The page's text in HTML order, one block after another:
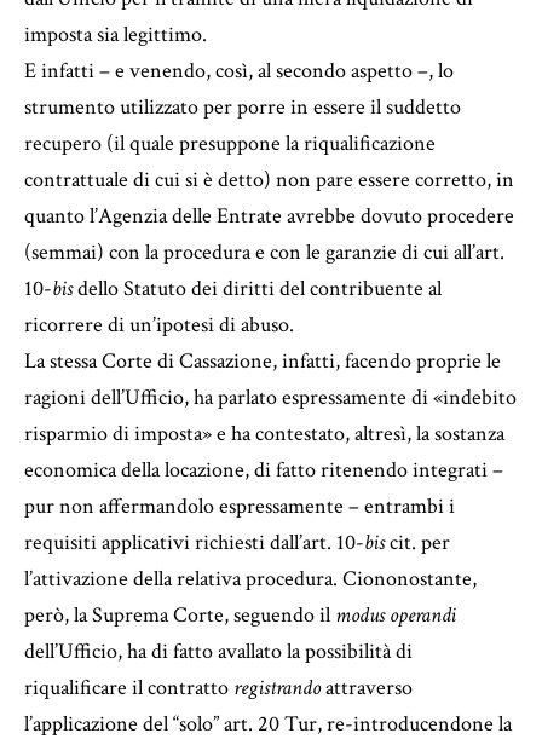
imposta sia legittimo.
E infatti – e venendo, così, al secondo aspetto –, lo
strumento utilizzato per porre in essere il suddetto
recupero (il quale presuppone la riqualificazione
contrattuale di cui si è detto) non pare essere corretto, in
quanto l’Agenzia delle Entrate avrebbe dovuto procedere
(semmai) con la procedura e con le garanzie di cui all’art.
10-bisdello Statuto dei diritti del contribuente al
ricorrere di un’ipotesi di abuso.
La stessa Corte di Cassazione, infatti, facendo proprie le
ragioni dell’Ufficio, ha parlato espressamente di «indebito
risparmio di imposta» e ha contestato, altresì, la sostanza
economica della locazione, di fatto ritenendo integrati –
pur non affermandolo espressamente – entrambi i
requisiti applicativi richiesti dall’art. 10-biscit. per
l’attivazione della relativa procedura. Ciononostante,
però, la Suprema Corte, seguendo il modus operandi
dell’Ufficio, ha di fatto avallato la possibilità di
riqualificare il contratto registrandoattraverso
l’applicazione del “solo” art. 20 Tur, re-introducendone la